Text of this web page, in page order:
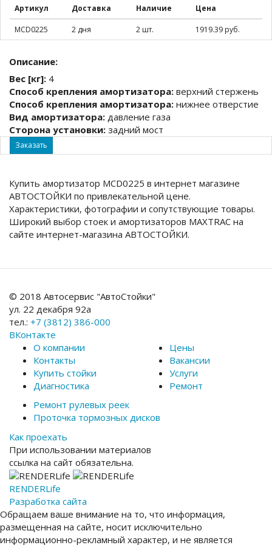
Артикул Доставка Наличие Цена
MCD0225 2 дня 2 шт. 1919.39 руб.
Описание:
Вес [кг]: 4
Способ крепления амортизатора: верхний стержень
Способ крепления амортизатора: нижнее отверстие
Вид амортизатора: давление газа
Сторона установки: задний мост
Заказать
Купить амортизатор MCD0225 в интернет магазине
АВТОСТОЙКИ по привлекательной цене.
Характеристики, фотографии и сопутствующие товары.
Широкий выбор стоек и амортизаторов MAXTRAC на
сайте интернет-магазина АВТОСТОЙКИ.
© 2018 Автосервис "АвтоСтойки"
ул. 22 декабря 92а
тел.: +7 (3812) 386-000
ВКонтакте
О компании
Контакты
Купить стойки
Диагностика
Цены
Вакансии
Услуги
Ремонт
Ремонт рулевых реек
Проточка тормозных дисков
Как проехать
При использовании материалов
ссылка на сайт обязательна.
RENDERLife
Разработка сайта
Обращаем ваше внимание на то, что информация,
размещенная на сайте, носит исключительно
информационно-рекламный характер, и не является